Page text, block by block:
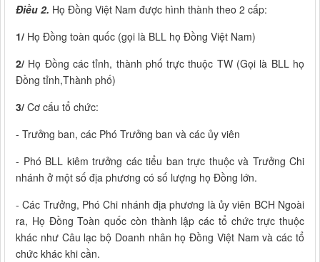
Điều 2. Họ Đồng Việt Nam được hình thành theo 2 cấp:
1/ Họ Đồng toàn quốc (gọi là BLL họ Đồng Việt Nam)
2/ Họ Đồng các tỉnh, thành phố trực thuộc TW (Gọi là BLL họ
Đồng tỉnh,Thành phố)
3/ Cơ cấu tổ chức:
- Trưởng ban, các Phó Trưởng ban và các ủy viên
- Phó BLL kiêm trưởng các tiểu ban trực thuộc và Trưởng Chi
nhánh ở một số địa phương có số lượng họ Đồng lớn.
- Các Trưởng, Phó Chi nhánh địa phương là ủy viên BCH Ngoài
ra, Họ Đồng Toàn quốc còn thành lập các tổ chức trực thuộc
khác như Câu lạc bộ Doanh nhân họ Đồng Việt Nam và các tổ
chức khác khi cần.